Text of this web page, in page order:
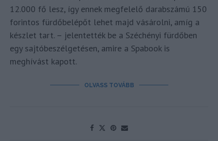
12.000 fő lesz, így ennek megfelelő darabszámú 150
forintos fürdőbelépőt lehet majd vásárolni, amíg a
készlet tart. – jelentették be a Széchényi fürdőben
egy sajtóbeszélgetésen, amire a Spabook is
meghívást kapott.
OLVASS TOVÁBB